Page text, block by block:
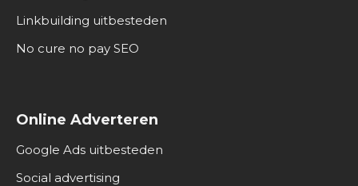
Linkbuilding uitbesteden
No cure no pay SEO
Online Adverteren
Google Ads uitbesteden
Social advertising